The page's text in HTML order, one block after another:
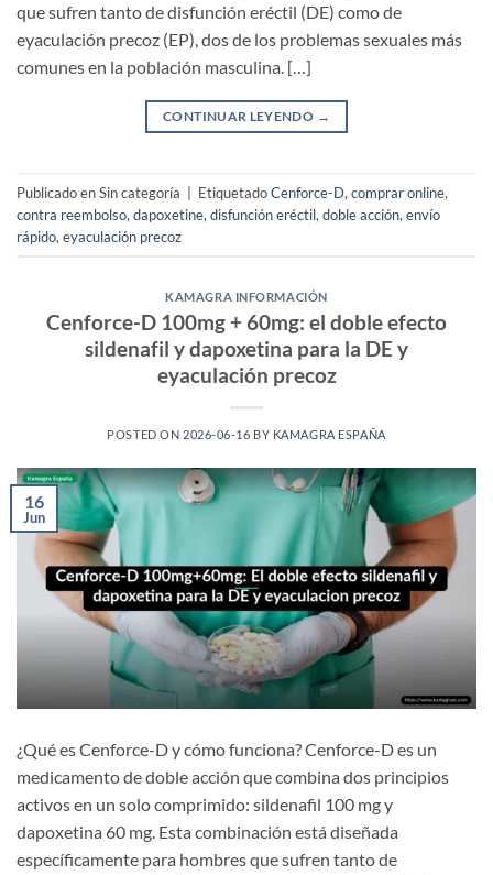
que sufren tanto de disfunción eréctil (DE) como de
eyaculación precoz (EP), dos de los problemas sexuales más
comunes en la población masculina. […]
CONTINUAR LEYENDO →
Publicado en Sin categoría | EtiquetadoCenforce-D, comprar online,
contra reembolso, dapoxetine, disfunción eréctil, doble acción, envío
rápido, eyaculación precoz
KAMAGRA INFORMACIÓN
Cenforce-D 100mg + 60mg: el doble efecto
sildenafil y dapoxetina para la DE y
eyaculación precoz
POSTED ON 2026-06-16 BY KAMAGRA ESPAÑA
16
Jun
¿Qué es Cenforce-D y cómo funciona? Cenforce-D es un
medicamento de doble acción que combina dos principios
activos en un solo comprimido: sildenafil 100 mg y
dapoxetina 60 mg. Esta combinación está diseñada
específicamente para hombres que sufren tanto de